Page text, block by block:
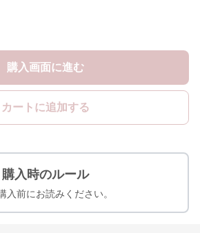
購入画面に進む
カートに追加する
購入時のルール
入前にお読みください。